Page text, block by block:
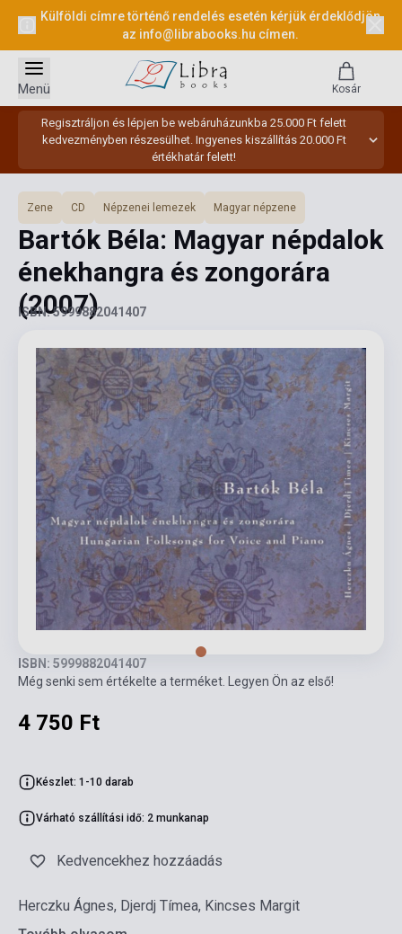
Külföldi címre történő rendelés esetén kérjük érdeklődjön
az info@librabooks.hu címen.
Regisztráljon és lépjen be webáruházunkba 25.000 Ft felett
kedvezményben részesülhet. Ingyenes kiszállítás 20.000 Ft
értékhatár felett!
Menü Kosár
Zene CD Népzenei lemezek Magyar népzene
Bartók Béla: Magyar népdalok
énekhangra és zongorára
(2007)
ISBN: 5999882041407
ISBN: 5999882041407
Még senki sem értékelte a terméket. Legyen Ön az első!
4 750 Ft
Készlet: 1-10 darab
Várható szállítási idő: 2 munkanap
Kedvencekhez hozzáadás
Herczku Ágnes, Djerdj Tímea, Kincses Margit